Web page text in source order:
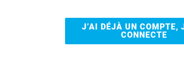
J’AI DÉJÀ UN COMPTE,
CONNECTE